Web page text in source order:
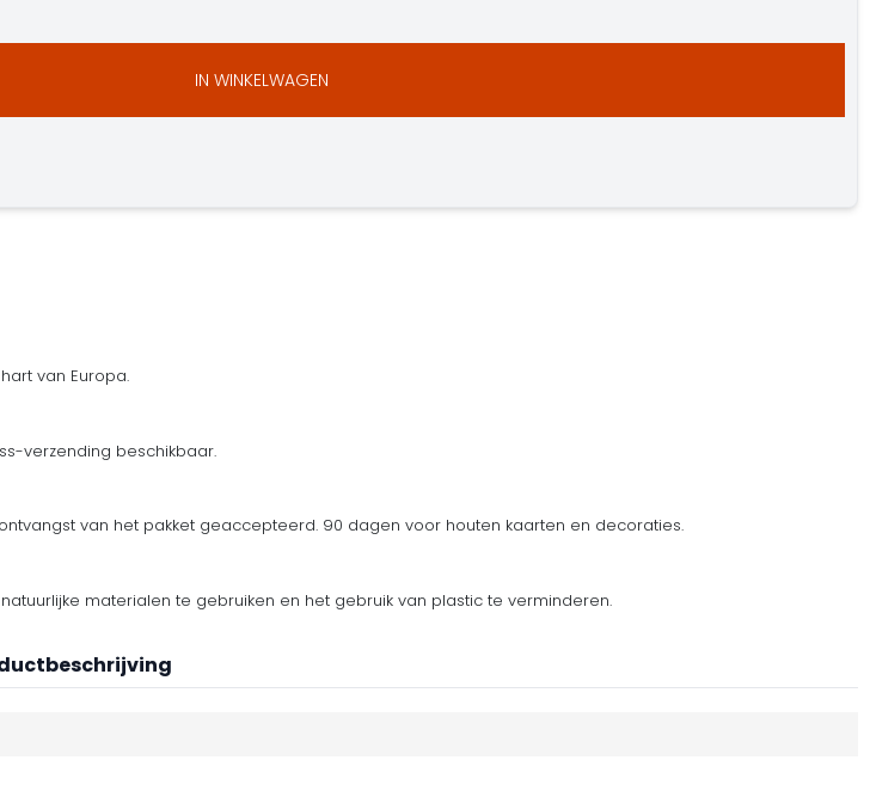
IN WINKELWAGEN
van Europa.
verzending beschikbaar.
van het pakket geaccepteerd. 90 dagen voor houten kaarten en decoraties.
materialen te gebruiken en het gebruik van plastic te verminderen.